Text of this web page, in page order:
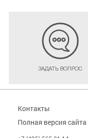
ЗАДАТЬ ВОПРОС
Контакты
Полная версия сайта